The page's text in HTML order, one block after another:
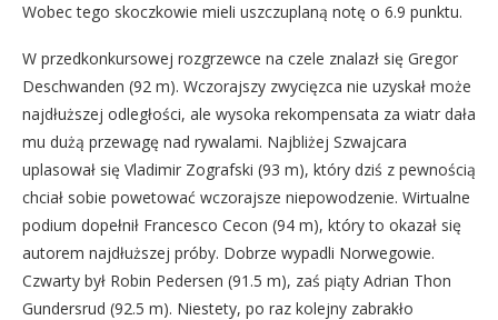
Wobec tego skoczkowie mieli uszczuplaną notę o 6.9 punktu.
W przedkonkursowej rozgrzewce na czele znalazł się Gregor
Deschwanden (92 m). Wczorajszy zwycięzca nie uzyskał może
najdłuższej odległości, ale wysoka rekompensata za wiatr dała
mu dużą przewagę nad rywalami. Najbliżej Szwajcara
uplasował się Vladimir Zografski (93 m), który dziś z pewnością
chciał sobie powetować wczorajsze niepowodzenie. Wirtualne
podium dopełnił Francesco Cecon (94 m), który to okazał się
autorem najdłuższej próby. Dobrze wypadli Norwegowie.
Czwarty był Robin Pedersen (91.5 m), zaś piąty Adrian Thon
Gundersrud (92.5 m). Niestety, po raz kolejny zabrakło